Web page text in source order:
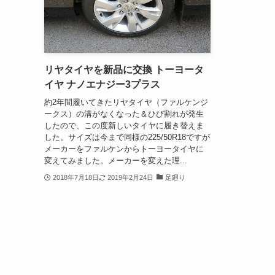
リヤタイヤを新品に交換 トーヨータ
イヤ ナノエナジー3プラス
約2年間履いてきたリヤタイヤ（ファルケンジ
ークス）の溝がなくなった＆ひび割れが発生
したので、この度新しいタイヤに履き替えま
した。サイズは今まで同様の225/50R18ですが
メーカーをファルケンからトーヨータイヤに
変えてみました。メーカーを変えた理...
2018年7月18日 2019年2月24日 足廻り